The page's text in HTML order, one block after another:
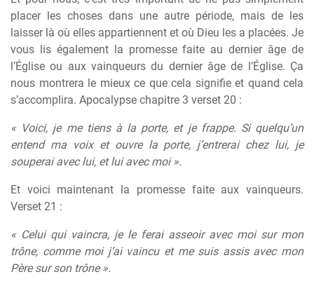
placer les choses dans une autre période, mais de les
laisser là où elles appartiennent et où Dieu les a placées. Je
vous lis également la promesse faite au dernier âge de
l’Église ou aux vainqueurs du dernier âge de l’Église. Ça
nous montrera le mieux ce que cela signifie et quand cela
s’accomplira. Apocalypse chapitre 3 verset 20 :
« Voici, je me tiens à la porte, et je frappe. Si quelqu’un
entend ma voix et ouvre la porte, j’entrerai chez lui, je
souperai avec lui, et lui avec moi ».
Et voici maintenant la promesse faite aux vainqueurs.
Verset 21 :
« Celui qui vaincra, je le ferai asseoir avec moi sur mon
trône, comme moi j’ai vaincu et me suis assis avec mon
Père sur son trône ».